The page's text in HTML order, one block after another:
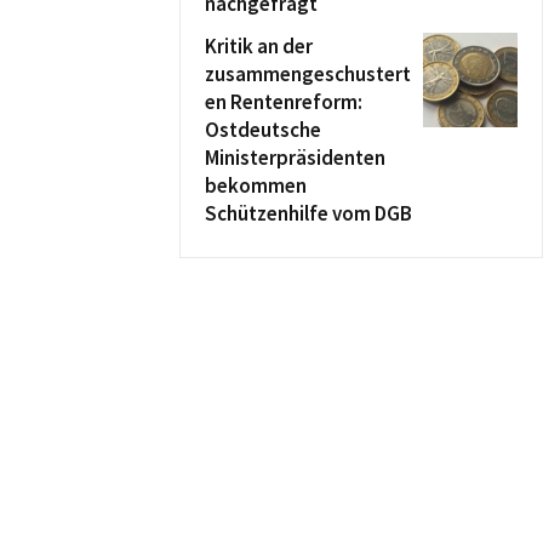
Kritik an der
zusammengeschustert
en Rentenreform:
Ostdeutsche
Ministerpräsidenten
bekommen
Schützenhilfe vom DGB